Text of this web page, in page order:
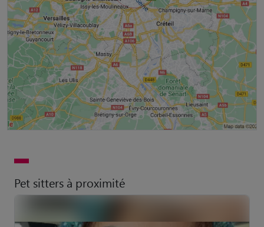
Pet sitters à proximité